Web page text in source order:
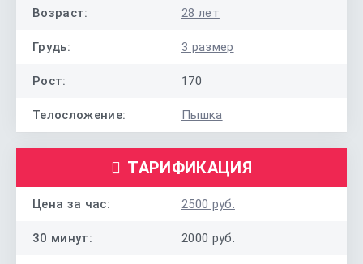
Возраст: 28 лет
Грудь: 3 размер
Рост: 170
Телосложение: Пышка
ТАРИФИКАЦИЯ
Цена за час: 2500 руб.
30 минут: 2000 руб.